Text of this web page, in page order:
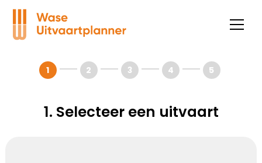
1 2 3 4 5
1. Selecteer een uitvaart